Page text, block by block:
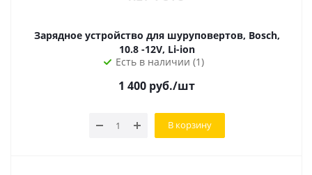
Зарядное устройство для шуруповертов, Bosch,
10.8 -12V, Li-ion
Есть в наличии (1)
1 400 руб./шт
В корзину